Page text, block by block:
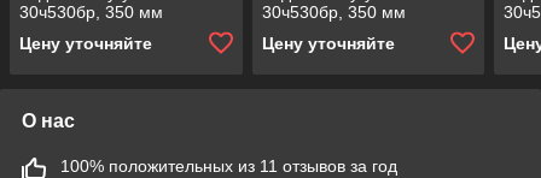
30ч530бр, 350 мм
Цену уточняйте
30ч530бр, 350 мм
Цену уточняйте
О нас
100% положительных из 11 отзывов за год